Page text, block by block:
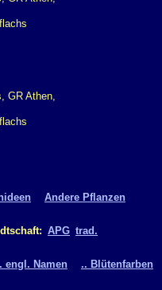
Andere Pflanzen
APG trad.
engl. Namen .. Blütenfarben